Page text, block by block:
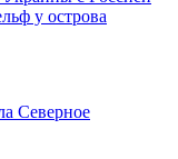
у острова
Северное